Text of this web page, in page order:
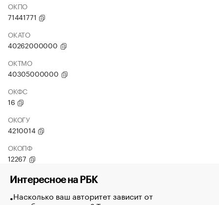
ОКПО
71441771
ОКАТО
40262000000
ОКТМО
40305000000
ОКФС
16
ОКОГУ
4210014
ОКОПФ
12267
Интересное на РБК
Насколько ваш авторитет зависит от